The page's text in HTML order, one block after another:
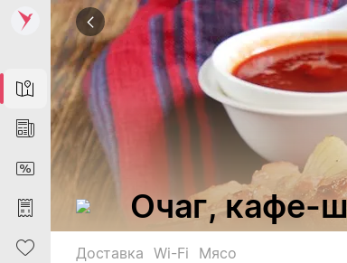
Map
News
DiscountCard
Purchases
Heart
Очаг, кафе-
Доставка Wi-Fi
Мясо